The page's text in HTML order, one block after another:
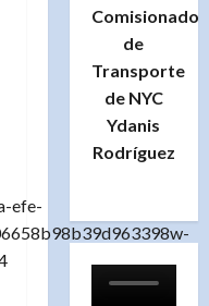
Comisionado
de
Transporte
de NYC
Ydanis
Rodríguez